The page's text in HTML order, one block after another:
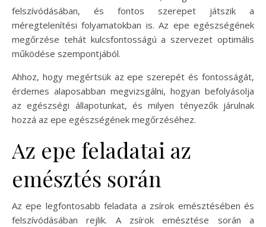
felszívódásában, és fontos szerepet játszik a
méregtelenítési folyamatokban is. Az epe egészségének
megőrzése tehát kulcsfontosságú a szervezet optimális
működése szempontjából.
Ahhoz, hogy megértsük az epe szerepét és fontosságát,
érdemes alaposabban megvizsgálni, hogyan befolyásolja
az egészségi állapotunkat, és milyen tényezők járulnak
hozzá az epe egészségének megőrzéséhez.
Az epe feladatai az
emésztés során
Az epe legfontosabb feladata a zsírok emésztésében és
felszívódásában rejlik. A zsírok emésztése során a